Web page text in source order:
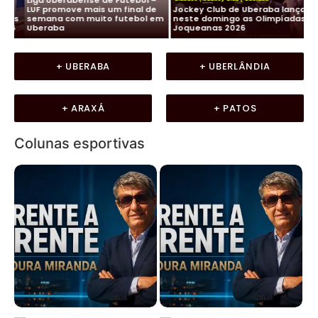
LUF promove mais um final de
semana com muito futebol em
Uberaba
Jockey Club de Uberaba lança
neste domingo as Olimpíadas
Joqueanas 2026
+ UBERABA + UBERLÂNDIA
+ ARAXÁ + PATOS
Colunas esportivas